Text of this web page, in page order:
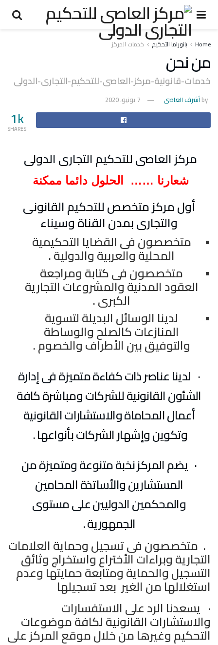
Home بانوراما التحكيم خدمات المركز
من نحن
خدمات-قانونية-مركز-العاصى-للتحكيم-التجارى-الدولى
byأشرف العاصى 7 يونيو، 2020
1k
SHARES
مركز العاصى للتحكيم التجارى الدولى
شعارنا …… الحلول دائما ممكنة
أول مركز متخصص للتحكيم القانونى
والتجارى بمدن القناة وسيناء
متخصصون فى القضايا التحكيمية
المحلية والعربية والدولية .
متخصصون فى كتابة ومراجعة
العقود المدنية والمشروعات التجارية
الكبرى .
لدينا الوسائل البديلة لتسوية
المنازعات كالصلح والوساطة
والتوفيق بين الأطراف والخصوم .
· لدينا عناصر ذات كفاءة متميزة فى إدارة
الشئون القانونية للشركات ومباشرة كافة
أعمال المحاماة والاستشارات القانونية
وتكوين وإشهار الشركات بأنواعها .
· يضم المركز نخبة متنوعة ومتميزة من
المستشارين والأساتذة المحامين
والمحكمين الدوليين على مستوى
الجمهورية .
. متخصصون فىتسجيل وحماية العلامات
التجارية وبراءات الأختراع واستخراج وثائق
التسجيل والحماية ومتابعة حمايتها وعدم
استغلالها من الغير بعد تسجيلها
· يسعدنا الرد على الاستفسارات
والاستشارات القانونية لكافة موضوعات
التحكيم وغيرها من خلال موقع المركز على